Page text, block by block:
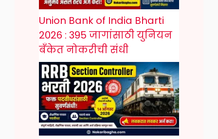
Union Bank of India Bharti
2026 : 395 जागांसाठी युनियन
बँकेत नोकरीची संधी